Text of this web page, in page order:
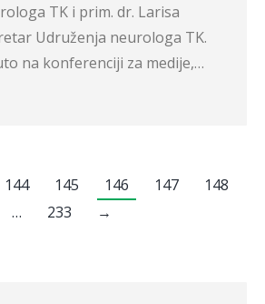
TK i prim. dr. Larisa
Udruženja neurologa TK.
na konferenciji za medije,…
144 145 146 147
148
…
233 →